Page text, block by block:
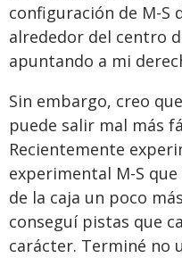
configuración de M-S
alrededor del centro
apuntando a mi
Sin embargo, creo
puede salir mal más
Recientemente
experimental M-S
de la caja un poco
conseguí pistas que
carácter. Terminé no